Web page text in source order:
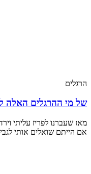
הרגלים
של מי ההרגלים האלה
מאז שעברנו לפריז עליתי
אם הייתם שואלים אותי